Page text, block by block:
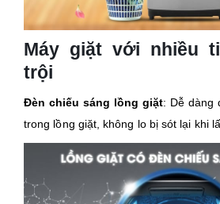
Máy giặt với nhiều
trội
Đèn chiếu sáng lồng giặt: Dễ dàng
trong lồng giặt, không lo bị sót lại khi